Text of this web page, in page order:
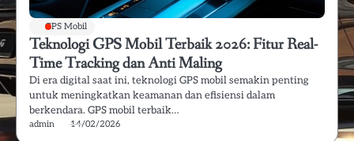
GPS Mobil
Teknologi GPS Mobil Terbaik 2026: Fitur Real-
Time Tracking dan Anti Maling
Di era digital saat ini, teknologi GPS mobil semakin penting
untuk meningkatkan keamanan dan efisiensi dalam
berkendara. GPS mobil terbaik…
admin 14/02/2026